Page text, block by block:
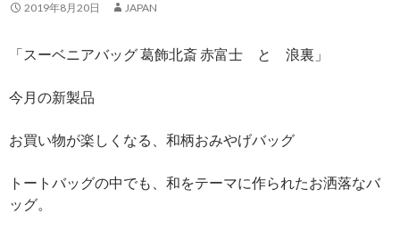
2019年8月20日 JAPAN
「スーベニアバッグ 葛飾北斎 赤富士 と 浪裏」
今月の新製品
お買い物が楽しくなる、和柄おみやげバッグ
トートバッグの中でも、和をテーマに作られたお洒落なバ
ッグ。